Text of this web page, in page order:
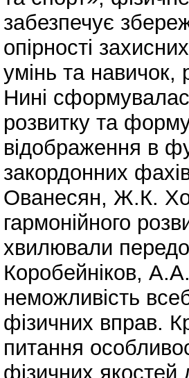
забезпечує
опірності
умінь та навичок,
Нині
розвитку та
відображення в
закордонних
Ованесян, Ж.К.
гармонійного
хвилювали
Коробейніков,
неможливість
фізичних вправ.
питання
фізичних якостей